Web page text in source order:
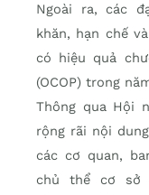
Ngoài ra, các
khăn, hạn chế
có hiệu quả
(OCOP) trong
Thông qua Hội
rộng rãi nội
các cơ quan,
chủ thể cơ sở